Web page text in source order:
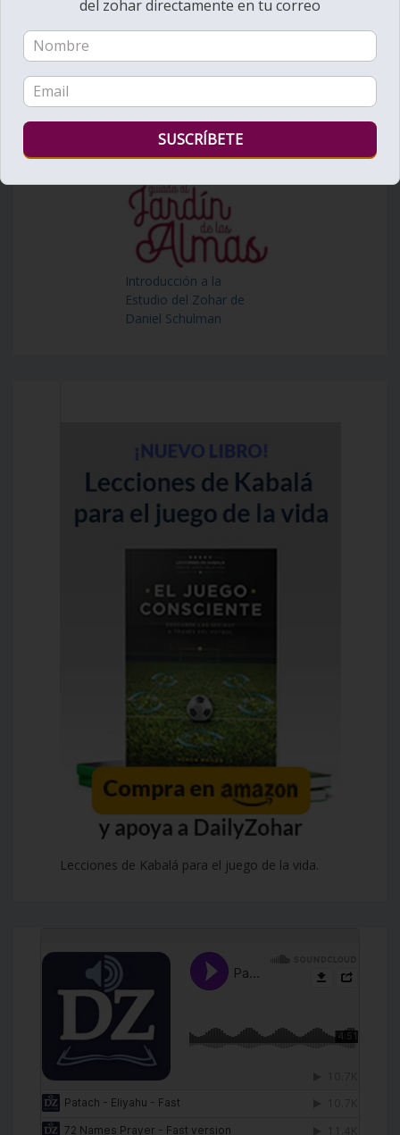
Introducción a la
Estudio del Zohar de
Daniel Schulman
Lecciones de Kabalá para el juego de la vida.
del zohar directamente en tu correo